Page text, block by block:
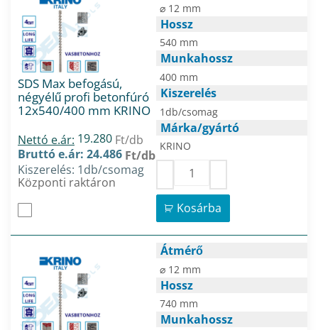
SDS Max befogású,
négyélű profi betonfúró
12x540/400 mm KRINO
Nettó e.ár: 19.280 Ft/db
Bruttó e.ár: 24.486 Ft/db
Kiszerelés: 1db/csomag
Központi raktáron
⌀ 12 mm
Hossz
540 mm
Munkahossz
400 mm
Kiszerelés
1db/csomag
Márka/gyártó
KRINO
Kosárba
Átmérő
⌀ 12 mm
Hossz
740 mm
Munkahossz